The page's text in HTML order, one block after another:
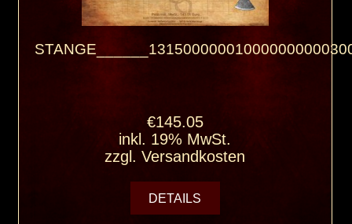
€145.05
inkl. 19% MwSt.
zzgl.Versandkosten
DETAILS